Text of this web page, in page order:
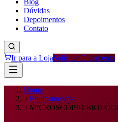
Blog
Dúvidas
Depoimentos
Contato
Ir para a LojaSolicitar Orçamento
Home
Equipamentos
MICROSCÓPIO